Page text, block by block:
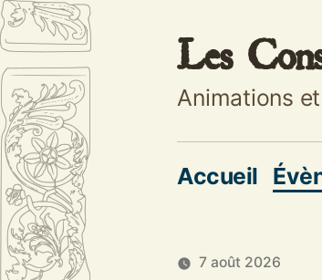
Aller
au
contenu
Les
Animations
Accueil
7 août 2026